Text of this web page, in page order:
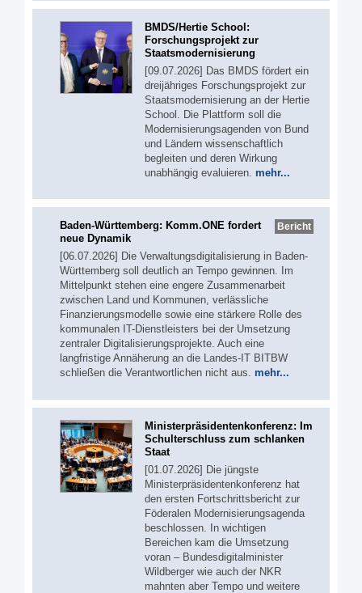
BMDS/Hertie School:
Forschungsprojekt zur
Staatsmodernisierung
[09.07.2026] Das BMDS fördert ein
dreijähriges Forschungsprojekt zur
Staatsmodernisierung an der Hertie
School. Die Plattform soll die
Modernisierungsagenden von Bund
und Ländern wissenschaftlich
begleiten und deren Wirkung
unabhängig evaluieren. mehr...
Bericht
Baden-Württemberg: Komm.ONE fordert
neue Dynamik
[06.07.2026] Die Verwaltungsdigitalisierung in Baden-
Württemberg soll deutlich an Tempo gewinnen. Im
Mittelpunkt stehen eine engere Zusammenarbeit
zwischen Land und Kommunen, verlässliche
Finanzierungsmodelle sowie eine stärkere Rolle des
kommunalen IT-Dienstleisters bei der Umsetzung
zentraler Digitalisierungsprojekte. Auch eine
langfristige Annäherung an die Landes-IT BITBW
schließen die Verantwortlichen nicht aus. mehr...
Ministerpräsidentenkonferenz: Im
Schulterschluss zum schlanken
Staat
[01.07.2026] Die jüngste
Ministerpräsidentenkonferenz hat
den ersten Fortschrittsbericht zur
Föderalen Modernisierungsagenda
beschlossen. In wichtigen
Bereichen kam die Umsetzung
voran – Bundesdigitalminister
Wildberger wie auch der NKR
mahnten aber Tempo und weitere